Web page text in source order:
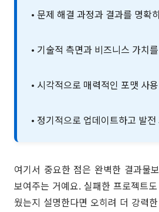
• 문제 해결 과정과 결과를 명확
• 기술적 측면과 비즈니스 가치
• 시각적으로 매력적인 포맷 사
• 정기적으로 업데이트하고 발
여기서 중요한 점은 완벽한 결과물
보여주는 거예요. 실패한 프로젝트
웠는지 설명한다면 오히려 더 강력